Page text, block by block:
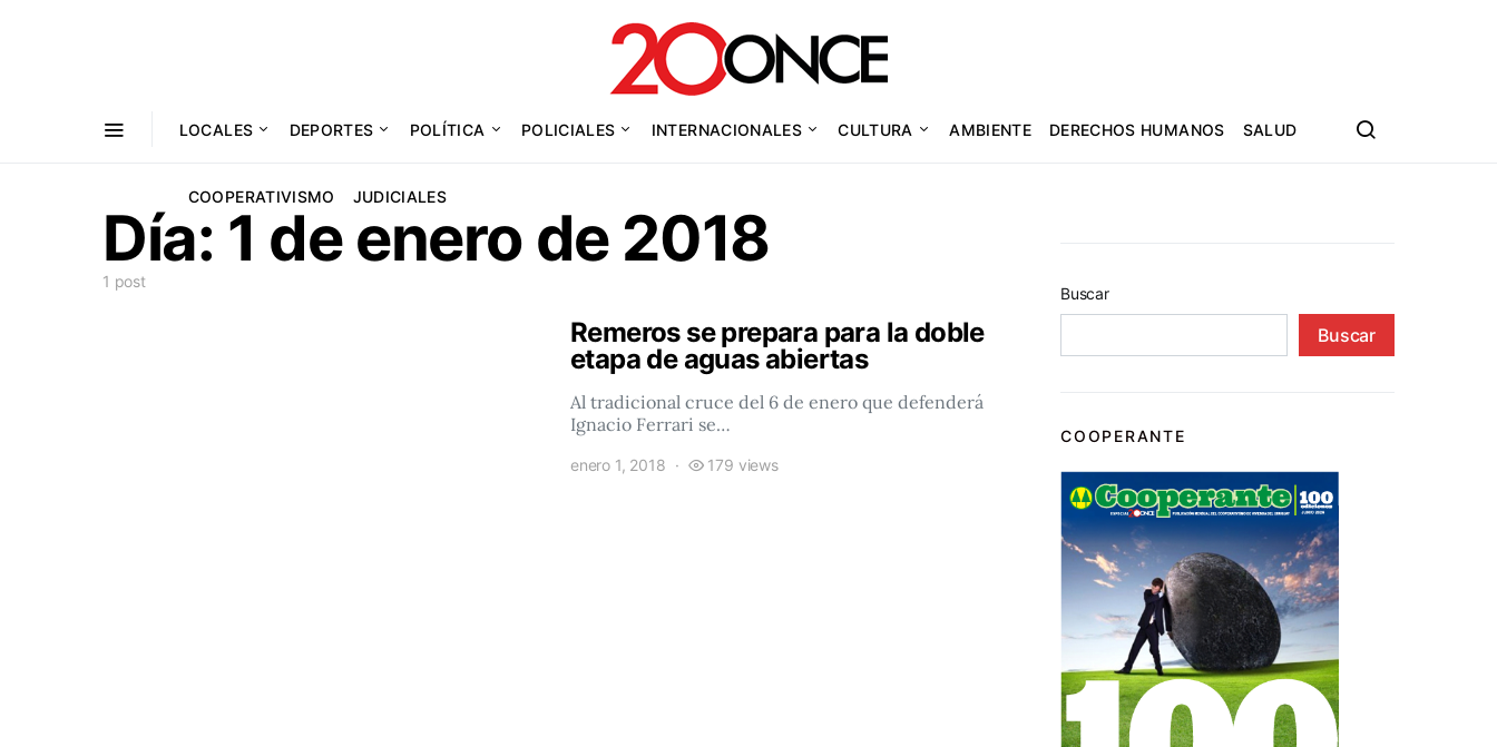
LOCALES DEPORTES POLÍTICA POLICIALES INTERNACIONALES CULTURA AMBIENTE DERECHOS HUMANOS SALUD
COOPERATIVISMO JUDICIALES
Día: 1 de enero de 2018
1 post
Remeros se prepara para la doble
etapa de aguas abiertas
Al tradicional cruce del 6 de enero que defenderá
Ignacio Ferrari se…
enero 1, 2018 179 views
Buscar
Buscar
COOPERANTE